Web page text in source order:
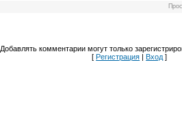
Добавлять комментарии могут только
[Регистрация |Вход ]